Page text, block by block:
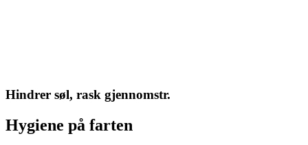
Hindrer søl, rask gjennomstr.
Hygiene på farten